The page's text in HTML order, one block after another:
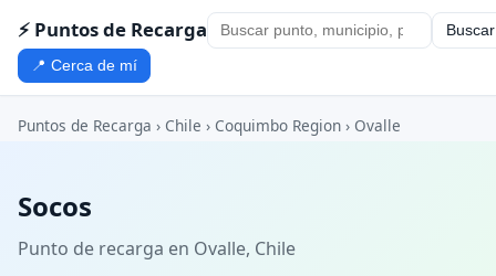
⚡ Puntos de Recarga Buscar
📍 Cerca de mí
Puntos de Recarga › Chile › Coquimbo Region › Ovalle
Socos
Punto de recarga en Ovalle, Chile